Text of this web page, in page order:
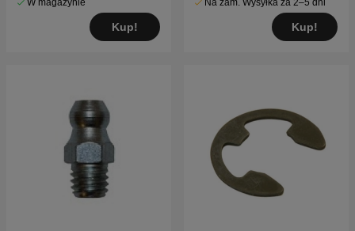
W magazynie
Kup!
Na zam. Wysyłka za 2–5 dni
Kup!